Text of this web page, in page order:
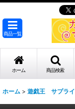
商品一覧
ホーム 商品検索
ホーム > 遊戯王 サプライ